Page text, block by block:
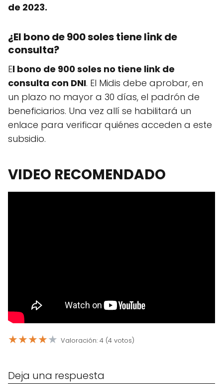
de 2023.
¿El bono de 900 soles tiene link de
consulta?
El bono de 900 soles no tiene link de
consulta con DNI. El Midis debe aprobar, en
un plazo no mayor a 30 días, el padrón de
beneficiarios. Una vez allí se habilitará un
enlace para verificar quiénes acceden a este
subsidio.
VIDEO RECOMENDADO
★★★★★ Valoración: 4 (4 votos)
Deja una respuesta